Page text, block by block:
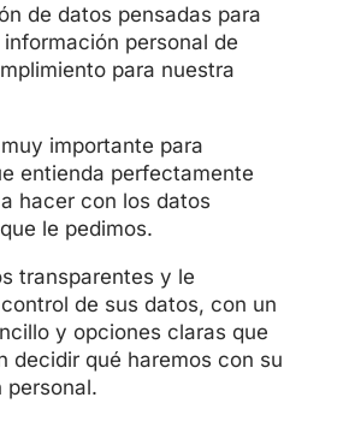
de datos pensadas para
personal de
para nuestra
importante para
entienda perfectamente
hacer con los datos
le pedimos.
transparentes y le
de sus datos, con un
y opciones claras que
decidir qué haremos con su
personal.